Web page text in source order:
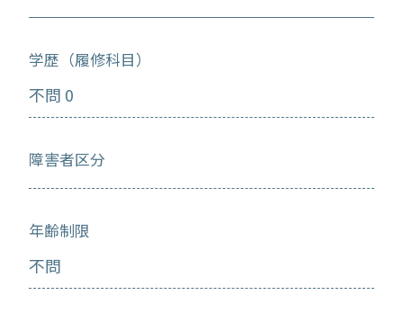
学歴（履修科目）
不問 0
障害者区分
年齢制限
不問